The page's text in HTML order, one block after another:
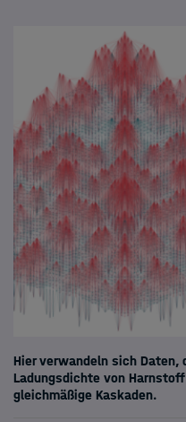
Hier verwandeln sich
Ladungsdichte von
gleichmäßige Kaskaden.